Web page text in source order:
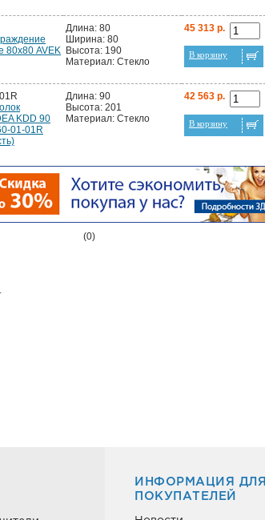
80х80 AVEK
Длина: 80
Ширина: 80
Высота: 190
Материал: Стекло
45 313 р.
В корзину
KDD 90
01-01R
Длина: 90
Высота: 201
Материал: Стекло
42 563 р.
В корзину
(0)
ИНФОРМАЦИЯ ДЛЯ
ПОКУПАТЕЛЕЙ